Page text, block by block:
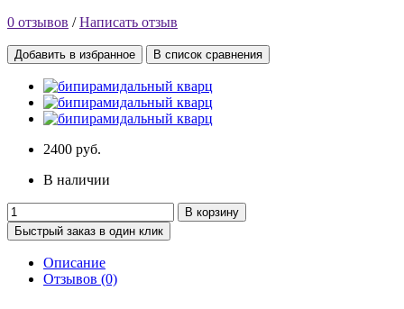
0 отзывов /Написать отзыв
Добавить в избранное В список сравнения
2400 руб.
В наличии
В корзину
Быстрый заказ в один клик
Описание
Отзывов (0)